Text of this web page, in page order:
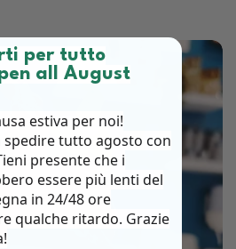
per tutto
all August
estiva per noi!
spedire tutto agosto con
presente che i
essere più lenti del
in 24/48 ore
qualche ritardo. Grazie